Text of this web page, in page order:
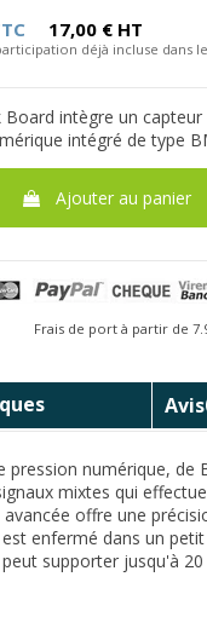
17,00 € HT
déjà incluse dans
Board intègre un
intégré de type
Ajouter au panier
Frais de port à partir de
Avis
numérique, de
mixtes qui
offre une
enfermé dans un
supporter jusqu'à